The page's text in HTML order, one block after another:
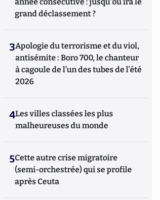
grand déclassement ?
3Apologie du terrorisme et du viol,
antisémite : Boro 700, le chanteur
à cagoule de l’un des tubes de l’été
2026
4Les villes classées les plus
malheureuses du monde
5Cette autre crise migratoire
(semi-orchestrée) qui se profile
après Ceuta